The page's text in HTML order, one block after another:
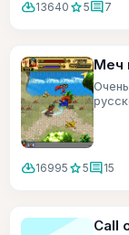
cloud_download13640 star5comment7
Меч
cloud_download16995 star5comment15
Call